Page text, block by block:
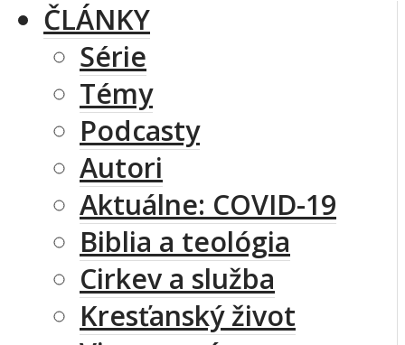
ČLÁNKY
Série
Témy
Podcasty
Autori
Aktuálne: COVID-19
Biblia a teológia
Cirkev a služba
Kresťanský život